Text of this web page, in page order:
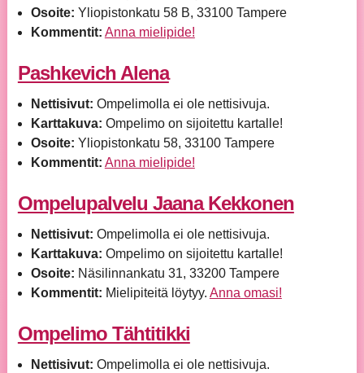
Osoite: Yliopistonkatu 58 B, 33100 Tampere
Kommentit: Anna mielipide!
Pashkevich Alena
Nettisivut: Ompelimolla ei ole nettisivuja.
Karttakuva: Ompelimo on sijoitettu kartalle!
Osoite: Yliopistonkatu 58, 33100 Tampere
Kommentit: Anna mielipide!
Ompelupalvelu Jaana Kekkonen
Nettisivut: Ompelimolla ei ole nettisivuja.
Karttakuva: Ompelimo on sijoitettu kartalle!
Osoite: Näsilinnankatu 31, 33200 Tampere
Kommentit: Mielipiteitä löytyy. Anna omasi!
Ompelimo Tähtitikki
Nettisivut: Ompelimolla ei ole nettisivuja.